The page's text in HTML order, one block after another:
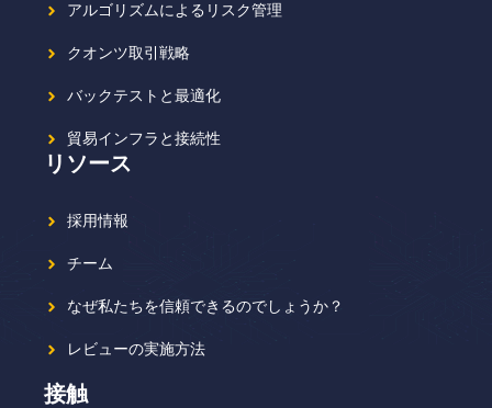
アルゴリズムによるリスク管理
クオンツ取引戦略
バックテストと最適化
貿易インフラと接続性
リソース
採用情報
チーム
なぜ私たちを信頼できるのでしょうか？
レビューの実施方法
接触